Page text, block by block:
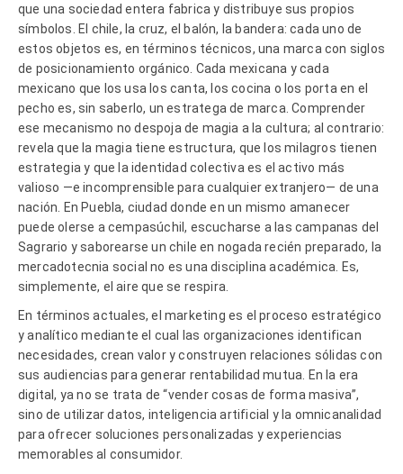
que una sociedad entera fabrica y distribuye sus propios
símbolos. El chile, la cruz, el balón, la bandera: cada uno de
estos objetos es, en términos técnicos, una marca con siglos
de posicionamiento orgánico. Cada mexicana y cada
mexicano que los usa los canta, los cocina o los porta en el
pecho es, sin saberlo, un estratega de marca. Comprender
ese mecanismo no despoja de magia a la cultura; al contrario:
revela que la magia tiene estructura, que los milagros tienen
estrategia y que la identidad colectiva es el activo más
valioso —e incomprensible para cualquier extranjero— de una
nación. En Puebla, ciudad donde en un mismo amanecer
puede olerse a cempasúchil, escucharse a las campanas del
Sagrario y saborearse un chile en nogada recién preparado, la
mercadotecnia social no es una disciplina académica. Es,
simplemente, el aire que se respira.
En términos actuales, el marketing es el proceso estratégico
y analítico mediante el cual las organizaciones identifican
necesidades, crean valor y construyen relaciones sólidas con
sus audiencias para generar rentabilidad mutua. En la era
digital, ya no se trata de “vender cosas de forma masiva”,
sino de utilizar datos, inteligencia artificial y la omnicanalidad
para ofrecer soluciones personalizadas y experiencias
memorables al consumidor.